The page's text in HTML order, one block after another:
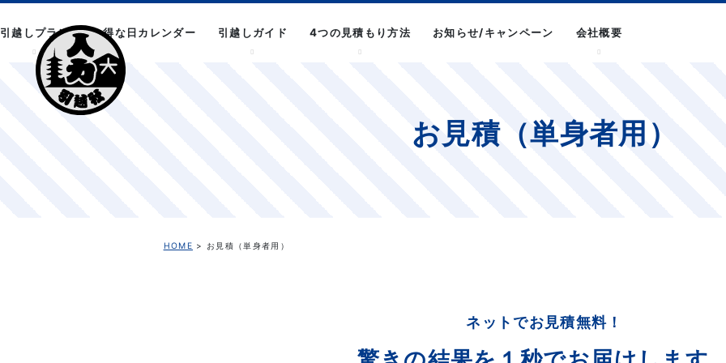
引越しプラン お得な日カレンダー 引越しガイド 4つの見積もり方法 お知らせ/キャンペーン 会社概要
お見積（単身者用）
HOME > お見積（単身者用）
ネットでお見積無料！